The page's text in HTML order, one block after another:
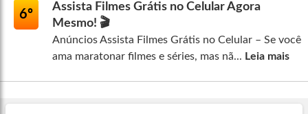
6º
Assista Filmes Grátis no Celular Agora
Mesmo! 🎬
Anúncios Assista Filmes Grátis no Celular – Se você
ama maratonar filmes e séries, mas nã... Leia mais